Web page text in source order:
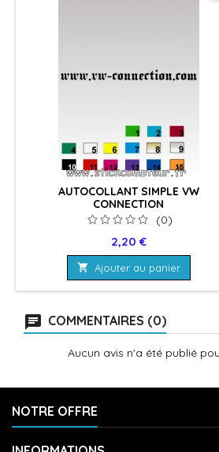
AUTOCOLLANT SIMPLE VW
CONNECTION
(0)
Prix
2,20 €
 Ajouter au panier
COMMENTAIRES (0)
Aucun avis n'a été publié
NOTRE OFFRE